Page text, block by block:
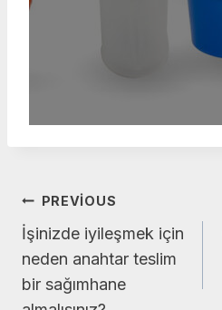
Yazı
gezinmesi
PREVIOUS
İşinizde iyileşmek için
neden anahtar teslim
bir sağımhane